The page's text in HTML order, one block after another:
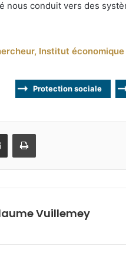
nous conduit vers des
Institut
Protection sociale
Partagez par mail Imprimez
Vuillemey